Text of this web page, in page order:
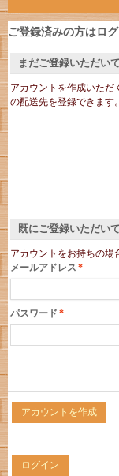
ご登録済みの方はロ
まだご登録いただい
アカウントを作成いただ
の配送先を登録できます
既にご登録いただい
アカウントをお持ちの場
*
メールアドレス
*
パスワード
アカウントを作成
ログイン